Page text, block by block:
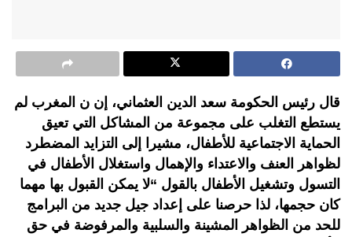
قال رئيس الحكومة سعد الدين العثماني، إن ن المغرب لم
يستطع التغلب على مجموعة من المشاكل التي تعيق
الحماية الاجتماعية للأطفال، مشيرا إلى التزايد المضطرد
لظواهر العنف والاعتداء والإهمال واستغلال الأطفال في
التسول وتشغيل الأطفال بالقول “لا يمكن القبول بها مهما
كان حجمها، لذا حرصنا على إعداد جيل جديد من البرامج
للحد من الظواهر المشينة والسلبية والمرفوضة في حق